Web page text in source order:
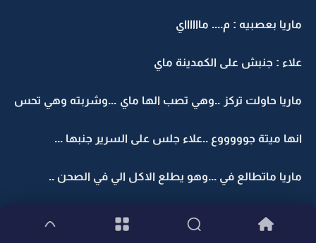
ماريا بعصبيه : م.... مااااااي
علاء : جنبش على الكمدينة ماي
ماريا حاولت تركز ..وهي تصب الها ماي ...وشربته وهي تحس
انها ميتة جوووووع ..علاء جلس على السرير جنبها ...
ماريا ماتطالع في ...وهو يطلع الاكل الي في الصحن ..
علاء : يالله أكلي